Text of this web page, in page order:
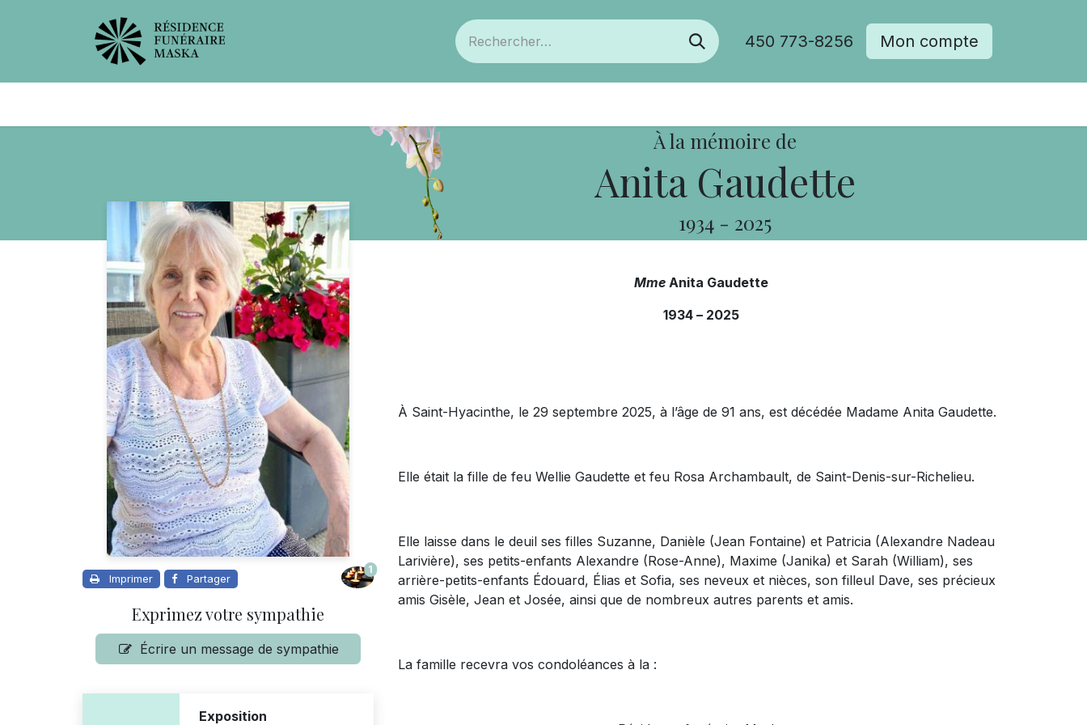
450 773-8256 Mon compte
À la mémoire de
Anita Gaudette
1934 - 2025
Imprimer Partager
1
Exprimez votre sympathie
Écrire un message de sympathie
Exposition
Mme Anita Gaudette
1934 – 2025
À Saint-Hyacinthe, le 29 septembre 2025, à l’âge de 91 ans, est décédée Madame Anita Gaudette.
Elle était la fille de feu Wellie Gaudette et feu Rosa Archambault, de Saint-Denis-sur-Richelieu.
Elle laisse dans le deuil ses filles Suzanne, Danièle (Jean Fontaine) et Patricia (Alexandre Nadeau
Larivière), ses petits-enfants Alexandre (Rose-Anne), Maxime (Janika) et Sarah (William), ses
arrière-petits-enfants Édouard, Élias et Sofia, ses neveux et nièces, son filleul Dave, ses précieux
amis Gisèle, Jean et Josée, ainsi que de nombreux autres parents et amis.
La famille recevra vos condoléances à la :